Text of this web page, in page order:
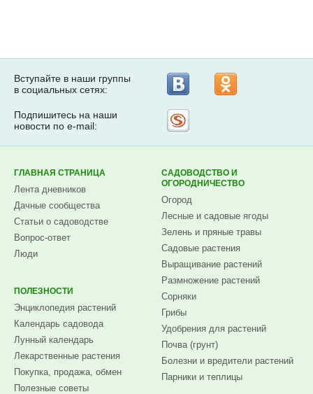
Вступайте в наши группы
в социальных сетях:
Подпишитесь на наши
новости по e-mail:
ГЛАВНАЯ СТРАНИЦА
Лента дневников
Дачные сообщества
Статьи о садоводстве
Вопрос-ответ
Люди
ПОЛЕЗНОСТИ
Энциклопедия растений
Календарь садовода
Лунный календарь
Лекарственные растения
Покупка, продажа, обмен
Полезные советы
САДОВОДСТВО И
ОГОРОДНИЧЕСТВО
Огород
Лесные и садовые ягоды
Зелень и пряные травы
Садовые растения
Выращивание растений
Размножение растений
Сорняки
Грибы
Удобрения для растений
Почва (грунт)
Болезни и вредители растений
Парники и теплицы